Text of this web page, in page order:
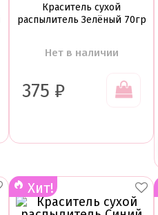
Краситель сухой
распылитель Зелёный 70гр
Нет в наличии
375 ₽
Хит!